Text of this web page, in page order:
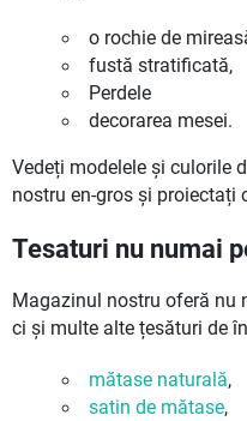
o rochie de
fustă stratificată,
Perdele
decorarea mesei.
Vedeți modelele și culorile
nostru en-gros și proiectați
Tesaturi nu numai
Magazinul nostru oferă nu
ci și multe alte țesături de
mătase naturală,
satin de mătase,